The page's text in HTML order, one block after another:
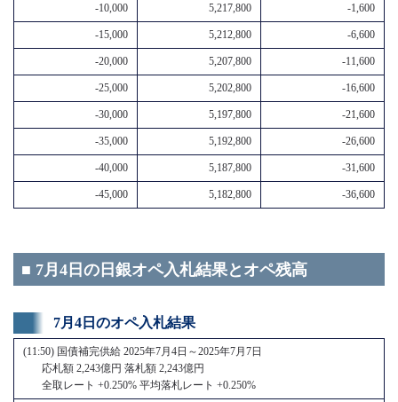
-10,000 5,217,800 -1,600
-15,000 5,212,800 -6,600
-20,000 5,207,800 -11,600
-25,000 5,202,800 -16,600
-30,000 5,197,800 -21,600
-35,000 5,192,800 -26,600
-40,000 5,187,800 -31,600
-45,000 5,182,800 -36,600
■ 7月4日の日銀オペ入札結果とオペ残高
7月4日のオペ入札結果
(11:50) 国債補完供給 2025年7月4日～2025年7月7日
応札額 2,243億円 落札額 2,243億円
全取レート +0.250% 平均落札レート +0.250%